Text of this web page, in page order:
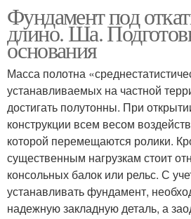
Свайный фундамент
Фундамент под
длино. Ша.
основания
Масса полотна
устанавливаемых на частной
достигать полутонны. При
конструкции всем весом
которой перемещаются ролики.
существенным нагрузкам стоит
консольных балок или рельс. С
устанавливать фундамент,
надежную закладную деталь, а